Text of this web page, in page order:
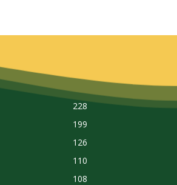
228
199
126
110
108